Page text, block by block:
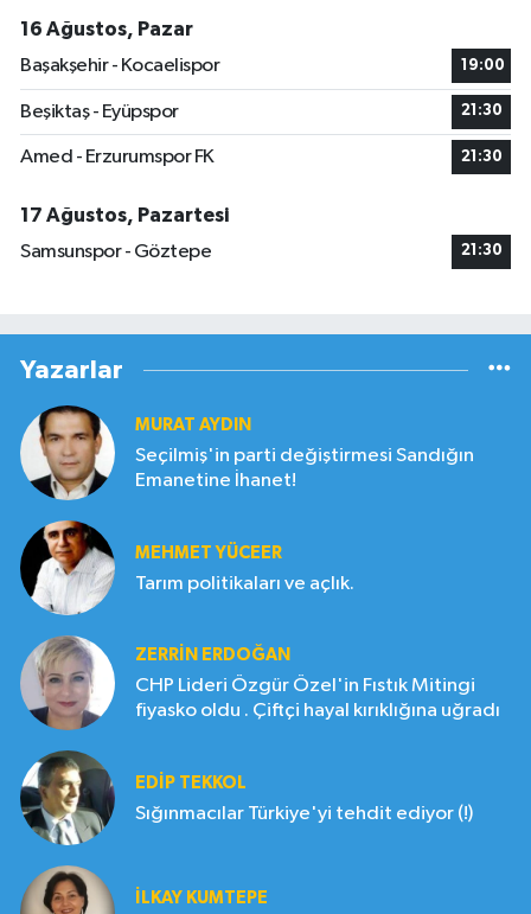
16 Ağustos, Pazar
Başakşehir - Kocaelispor
19:00
Beşiktaş - Eyüpspor 21:30
Amed - Erzurumspor FK 21:30
17 Ağustos, Pazartesi
Samsunspor - Göztepe
21:30
Yazarlar
MURAT AYDIN
Seçilmiş'in parti değiştirmesi Sandığın
Emanetine İhanet!
MEHMET YÜCEER
Tarım politikaları ve açlık.
ZERRIN ERDOĞAN
CHP Lideri Özgür Özel'in Fıstık Mitingi
fiyasko oldu . Çiftçi hayal kırıklığına uğradı
EDIP TEKKOL
Sığınmacılar Türkiye'yi tehdit ediyor (!)
İLKAY KUMTEPE